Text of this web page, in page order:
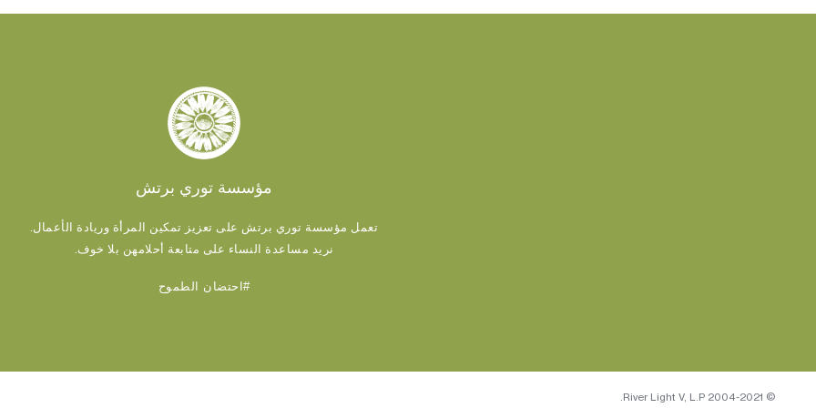
مؤسسة توري برتش
تعمل مؤسسة توري برتش على تعزيز تمكين المرأة وريادة الأعمال.
نريد مساعدة النساء على متابعة أحلامهن بلا خوف.
#احتضان الطموح
© 2004-2021 River Light V, L.P.